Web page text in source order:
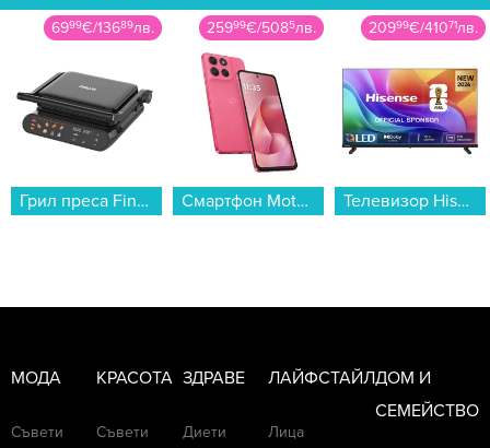
25999€/5085лв.
Смартфон Motorola MOTO G57 POWER 5G 256/12 PINK , 12 GB, 256 GB...
20999€/41071лв.
Телевизор Hisense 32A5S , 1920x1080 FULL HD , 32 inch, 80 см, QLED ...
55900€/109331лв.
Хладилник с фризер Samsung RB34C7B5E22/EF , 344 l, E , No Frost , Черен...
МОДА
Съвети
КРАСОТА
Съвети
ЗДРАВЕ
Диети
ЛАЙФСТАЙЛ
Лица
ДОМ И
СЕМЕЙСТВО